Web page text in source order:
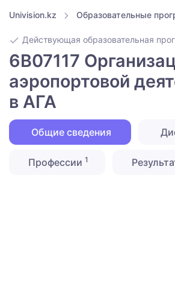
Univision.kz Образовательные
Действующая образовательная
6B07117
аэропортовой
в АГА
Общие сведения
Профессии 1